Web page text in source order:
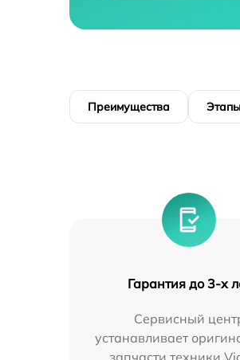
Преимущества
Гарантия до 3-х
Сервисный
устанавливает